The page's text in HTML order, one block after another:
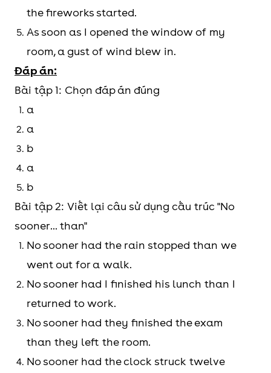
the fireworks started.
As soon as I opened the window of my
room, a gust of wind blew in.
Đáp án:
Bài tập 1: Chọn đáp án đúng
a
a
b
a
b
Bài tập 2: Viết lại câu sử dụng cấu trúc "No
sooner... than"
No sooner had the rain stopped than we
went out for a walk.
No sooner had I finished his lunch than I
returned to work.
No sooner had they finished the exam
than they left the room.
No sooner had the clock struck twelve